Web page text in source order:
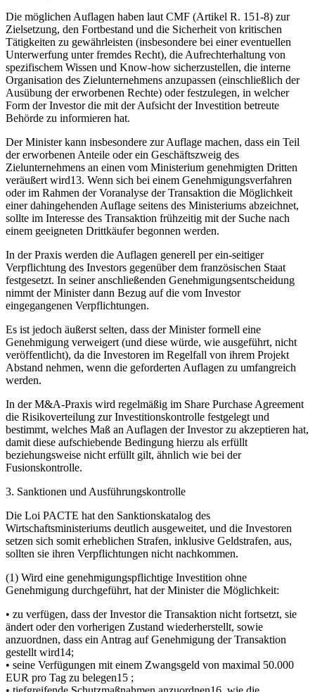
Die möglichen Auflagen haben laut CMF (Artikel R. 151-8) zur
Zielsetzung, den Fortbestand und die Sicherheit von kritischen
Tätigkeiten zu gewährleisten (insbesondere bei einer eventuellen
Unterwerfung unter fremdes Recht), die Aufrechterhaltung von
spezifischem Wissen und Know-how sicherzustellen, die interne
Organisation des Zielunternehmens anzupassen (einschließlich der
Ausübung der erworbenen Rechte) oder festzulegen, in welcher
Form der Investor die mit der Aufsicht der Investition betreute
Behörde zu informieren hat.
Der Minister kann insbesondere zur Auflage machen, dass ein Teil
der erworbenen Anteile oder ein Geschäftszweig des
Zielunternehmens an einen vom Ministerium genehmigten Dritten
veräußert wird13. Wenn sich bei einem Genehmigungsverfahren
oder im Rahmen der Voranalyse der Transaktion die Möglichkeit
einer dahingehenden Auflage seitens des Ministeriums abzeichnet,
sollte im Interesse des Transaktion frühzeitig mit der Suche nach
einem geeigneten Drittkäufer begonnen werden.
In der Praxis werden die Auflagen generell per ein-seitiger
Verpflichtung des Investors gegenüber dem französischen Staat
festgesetzt. In seiner anschließenden Genehmigungsentscheidung
nimmt der Minister dann Bezug auf die vom Investor
eingegangenen Verpflichtungen.
Es ist jedoch äußerst selten, dass der Minister formell eine
Genehmigung verweigert (und diese würde, wie ausgeführt, nicht
veröffentlicht), da die Investoren im Regelfall von ihrem Projekt
Abstand nehmen, wenn die geforderten Auflagen zu umfangreich
werden.
In der M&A-Praxis wird regelmäßig im Share Purchase Agreement
die Risikoverteilung zur Investitionskontrolle festgelegt und
bestimmt, welches Maß an Auflagen der Investor zu akzeptieren hat,
damit diese aufschiebende Bedingung hierzu als erfüllt
beziehungsweise nicht erfüllt gilt, ähnlich wie bei der
Fusionskontrolle.
3. Sanktionen und Ausführungskontrolle
Die Loi PACTE hat den Sanktionskatalog des
Wirtschaftsministeriums deutlich ausgeweitet, und die Investoren
setzen sich somit erheblichen Strafen, inklusive Geldstrafen, aus,
sollten sie ihren Verpflichtungen nicht nachkommen.
(1) Wird eine genehmigungspflichtige Investition ohne
Genehmigung durchgeführt, hat der Minister die Möglichkeit:
• zu verfügen, dass der Investor die Transaktion nicht fortsetzt, sie
ändert oder den vorherigen Zustand wiederherstellt, sowie
anzuordnen, dass ein Antrag auf Genehmigung der Transaktion
gestellt wird14;
• seine Verfügungen mit einem Zwangsgeld von maximal 50.000
EUR pro Tag zu belegen15 ;